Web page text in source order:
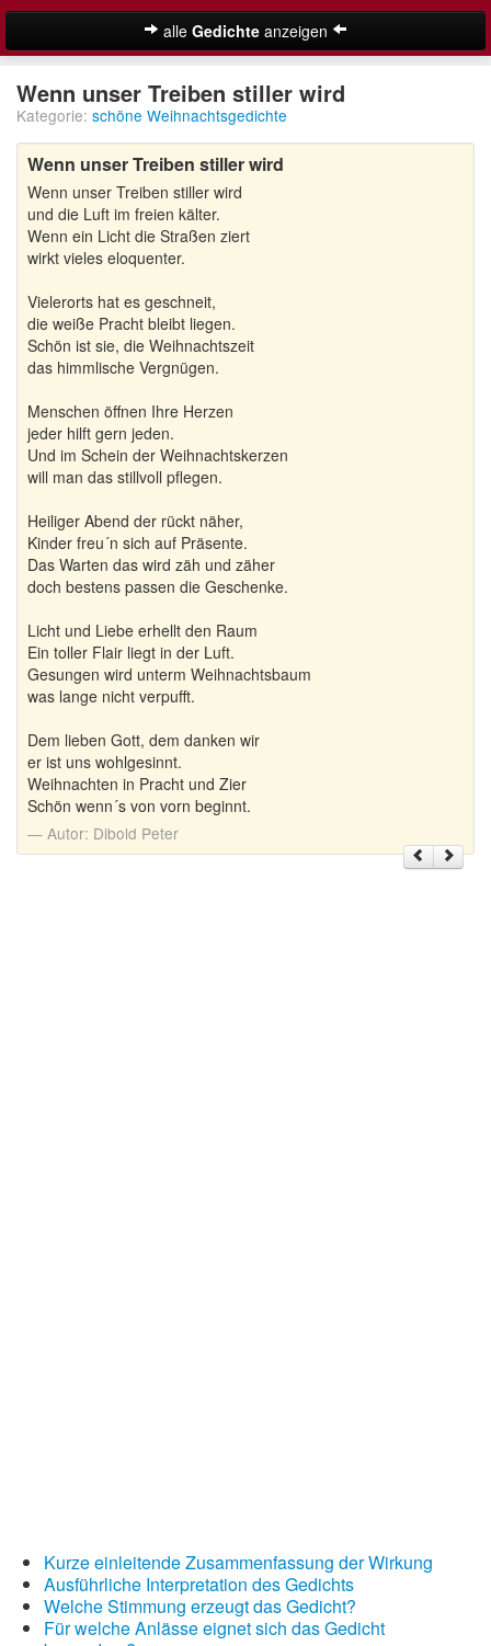
alle Gedichte anzeigen
Adventsgedichte
Besinnliche Weihnachtsgedichte
Kurze Weihnachtsgedichte
Lustige Weihnachtsgedichte
Schöne Weihnachtsgedichte
Weihnachtsgedichte für Kinder
Wenn unser Treiben stiller wird
Kategorie: schöne Weihnachtsgedichte
Wenn unser Treiben stiller wird
Wenn unser Treiben stiller wird
und die Luft im freien kälter.
Wenn ein Licht die Straßen ziert
wirkt vieles eloquenter.
Vielerorts hat es geschneit,
die weiße Pracht bleibt liegen.
Schön ist sie, die Weihnachtszeit
das himmlische Vergnügen.
Menschen öffnen Ihre Herzen
jeder hilft gern jeden.
Und im Schein der Weihnachtskerzen
will man das stillvoll pflegen.
Heiliger Abend der rückt näher,
Kinder freu´n sich auf Präsente.
Das Warten das wird zäh und zäher
doch bestens passen die Geschenke.
Licht und Liebe erhellt den Raum
Ein toller Flair liegt in der Luft.
Gesungen wird unterm Weihnachtsbaum
was lange nicht verpufft.
Dem lieben Gott, dem danken wir
er ist uns wohlgesinnt.
Weihnachten in Pracht und Zier
Schön wenn´s von vorn beginnt.
Autor: Dibold Peter
Kurze einleitende Zusammenfassung der Wirkung
Ausführliche Interpretation des Gedichts
Welche Stimmung erzeugt das Gedicht?
Für welche Anlässe eignet sich das Gedicht